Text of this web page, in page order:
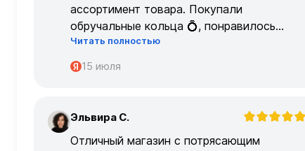
ассортимент товара. Покупали
обручальные кольца 💍, понравилось
очень
Читать полностью
15 июля
Э Эльвира С.
Отличный магазин с потрясающим